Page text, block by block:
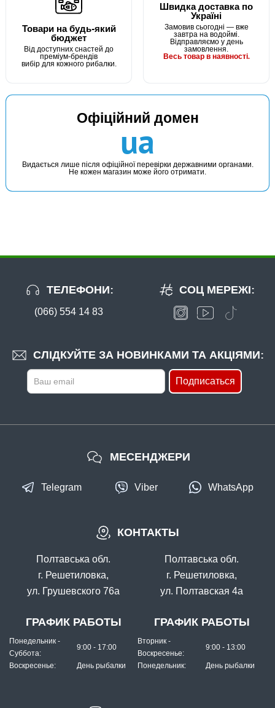
Товари на будь-який
бюджет
Від доступних снастей до
преміум-брендів
вибір для кожного рибалки.
Швидка доставка по
Україні
Замовив сьогодні — вже
завтра на водоймі.
Відправляємо у день
замовлення.
Весь товар в наявності.
Офіційний домен
ua
Видається лише після офіційної перевірки державними органами.
Не кожен магазин може його отримати.
ТЕЛЕФОНИ:
(066) 554 14 83
СЛІДКУЙТЕ ЗА НОВИНКАМИ ТА АКЦІЯМИ:
Подписаться
СОЦ МЕРЕЖІ:
КОНТАКТЫ
Полтавська обл.
г. Решетиловка,
ул. Грушевского 76а
ГРАФИК РАБОТЫ
Понедельник -
Суббота:
9:00 - 17:00
Воскресенье: День рыбалки
Полтавська обл.
г. Решетиловка,
ул. Полтавская 4а
ГРАФИК РАБОТЫ
Вторник -
Воскресенье:
9:00 - 13:00
Понедельник: День рыбалки
МЕСЕНДЖЕРИ
Telegram Viber WhatsApp